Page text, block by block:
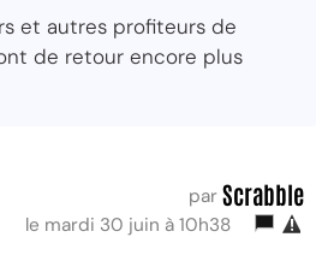
et autres profiteurs de
de retour encore plus
par Scrabble
le mardi 30 juin à 10h38